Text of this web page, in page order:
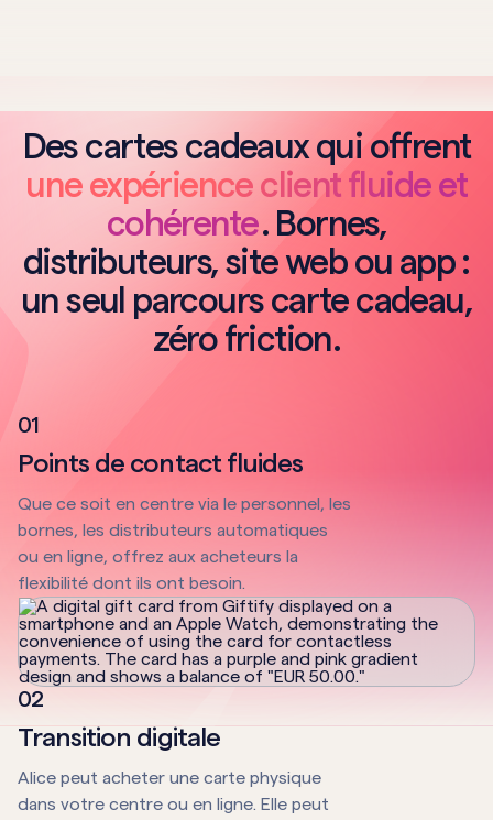
Des cartes cadeaux qui offrent
une expérience client fluide et
cohérente. Bornes,
distributeurs, site web ou app :
un seul parcours carte cadeau,
zéro friction.
01
Points de contact fluides
Que ce soit en centre via le personnel, les
bornes, les distributeurs automatiques
ou en ligne, offrez aux acheteurs la
flexibilité dont ils ont besoin.
02
Transition digitale
Alice peut acheter une carte physique
dans votre centre ou en ligne. Elle peut